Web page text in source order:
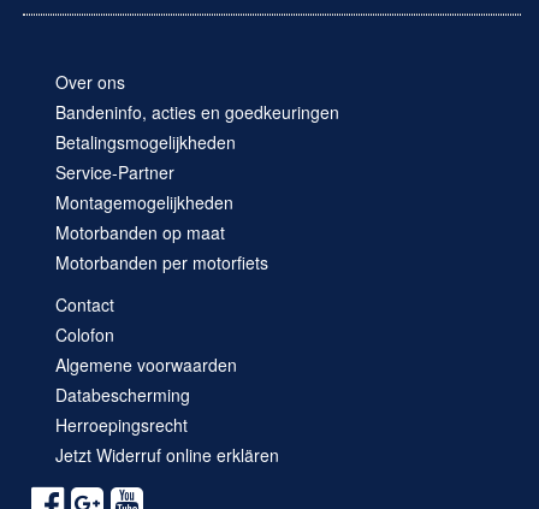
Over ons
Bandeninfo, acties en goedkeuringen
Betalingsmogelijkheden
Service-Partner
Montagemogelijkheden
Motorbanden op maat
Motorbanden per motorfiets
Contact
Colofon
Algemene voorwaarden
Databescherming
Herroepingsrecht
Jetzt Widerruf online erklären